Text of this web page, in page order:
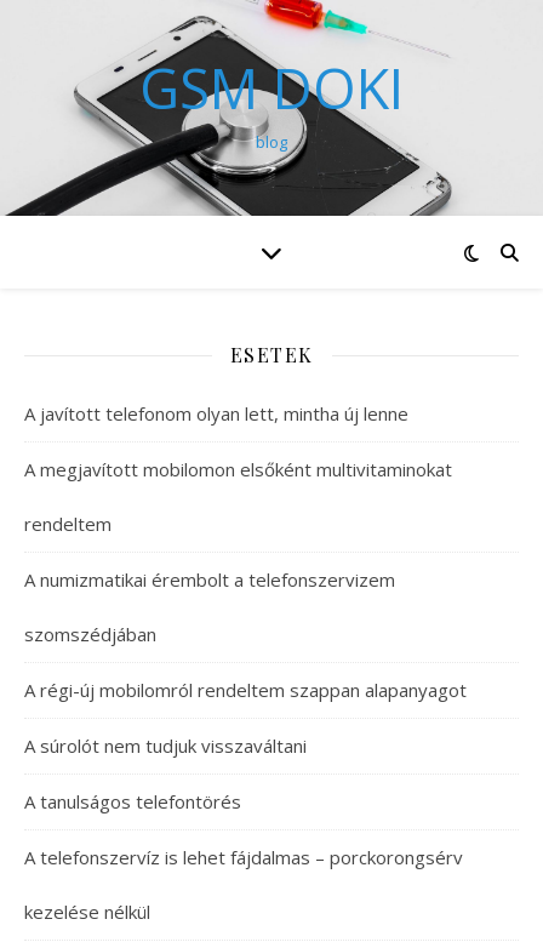
GSM DOKI
blog
ESETEK
A javított telefonom olyan lett, mintha új lenne
A megjavított mobilomon elsőként multivitaminokat
rendeltem
A numizmatikai érembolt a telefonszervizem
szomszédjában
A régi-új mobilomról rendeltem szappan alapanyagot
A súrolót nem tudjuk visszaváltani
A tanulságos telefontörés
A telefonszervíz is lehet fájdalmas – porckorongsérv
kezelése nélkül